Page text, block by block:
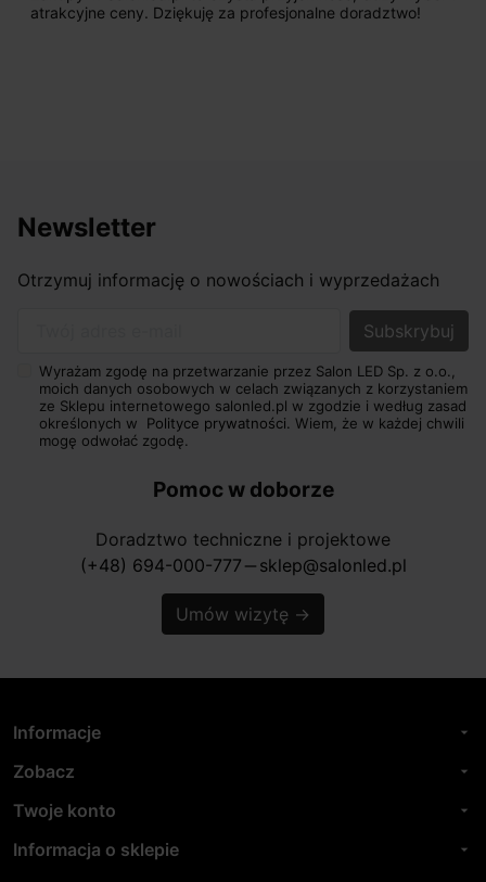
atrakcyjne ceny. Dziękuję za profesjonalne doradztwo!
Newsletter
Otrzymuj informację o nowościach i wyprzedażach
Wyrażam zgodę na przetwarzanie przez Salon LED Sp. z o.o.,
moich danych osobowych w celach związanych z korzystaniem
ze Sklepu internetowego salonled.pl w zgodzie i według zasad
określonych w Polityce prywatności. Wiem, że w każdej chwili
mogę odwołać zgodę.
Pomoc w doborze
Doradztwo techniczne i projektowe
(+48) 694-000-777 horizontal_rule sklep@salonled.pl
Umów wizytę →
Informacje arrow_drop_down
Zobacz arrow_drop_down
Twoje konto arrow_drop_down
Informacja o sklepie arrow_drop_down